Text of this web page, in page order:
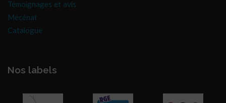
Témoignages et avis
Mécénat
Catalogue
Nos labels